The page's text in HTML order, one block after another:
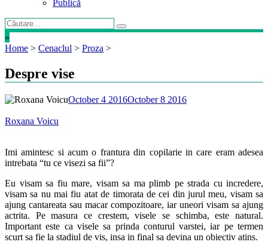
Publică
»
Home > Cenaclul > Proza >
Despre vise
October 4 2016October 8 2016
Roxana Voicu
Imi amintesc si acum o frantura din copilarie in care eram adesea
intrebata “tu ce visezi sa fii”?
Eu visam sa fiu mare, visam sa ma plimb pe strada cu incredere,
visam sa nu mai fiu atat de timorata de cei din jurul meu, visam sa
ajung cantareata sau macar compozitoare, iar uneori visam sa ajung
actrita. Pe masura ce crestem, visele se schimba, este natural.
Important este ca visele sa prinda conturul varstei, iar pe termen
scurt sa fie la stadiul de vis, insa in final sa devina un obiectiv atins.